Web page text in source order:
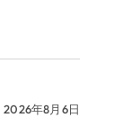
2026年8月6日